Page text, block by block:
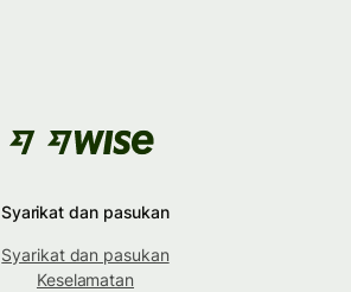
Syarikat dan pasukan
Syarikat dan pasukan
Keselamatan